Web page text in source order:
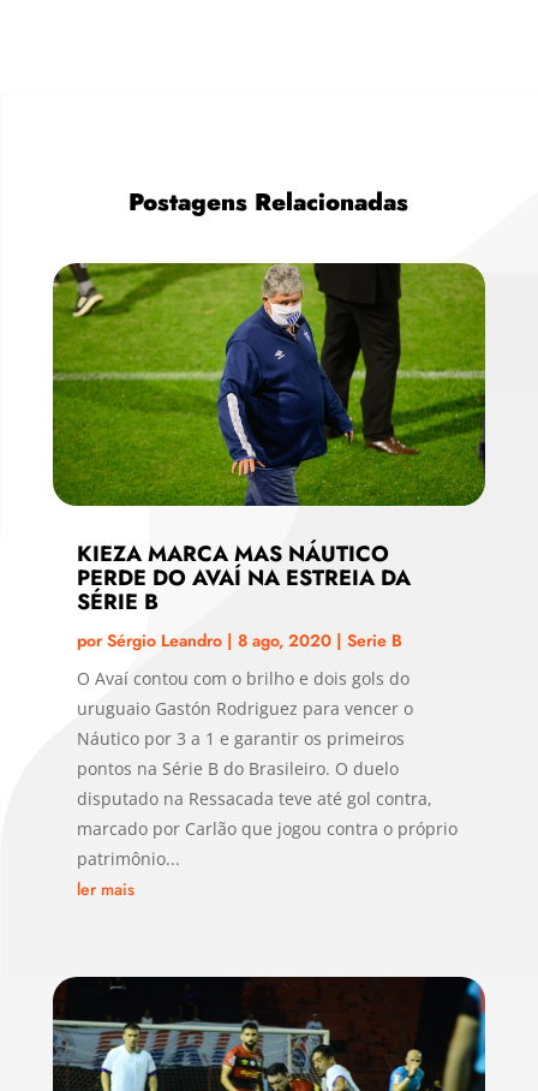
Postagens Relacionadas
KIEZA MARCA MAS NÁUTICO
PERDE DO AVAÍ NA ESTREIA DA
SÉRIE B
porSérgio Leandro| 8 ago, 2020| Serie B
O Avaí contou com o brilho e dois gols do
uruguaio Gastón Rodriguez para vencer o
Náutico por 3 a 1 e garantir os primeiros
pontos na Série B do Brasileiro. O duelo
disputado na Ressacada teve até gol contra,
marcado por Carlão que jogou contra o próprio
patrimônio...
ler mais